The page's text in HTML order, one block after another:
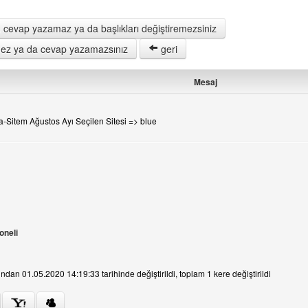
yazamaz ya da başlıkları değiştiremezsiniz
ya da cevap yazamazsınız
geri
Mesaj
Sitem Ağustos Ayı Seçilen Sitesi => blue
01.05.2020 14:19:33 tarihinde değiştirildi, toplam 1 kere değiştirildi
ziyaret et: aktif-dost